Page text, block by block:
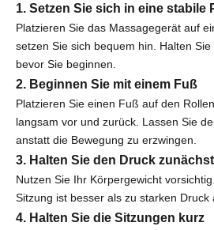
1. Setzen Sie sich in eine stabile
Platzieren Sie das Massagegerät auf
setzen Sie sich bequem hin. Halten Sie
bevor Sie beginnen.
2. Beginnen Sie mit einem Fuß
Platzieren Sie einen Fuß auf den
langsam vor und zurück. Lassen Sie
anstatt die Bewegung zu erzwingen.
3. Halten Sie den Druck
Nutzen Sie Ihr Körpergewicht
Sitzung ist besser als zu starken Druck
4. Halten Sie die Sitzungen kurz